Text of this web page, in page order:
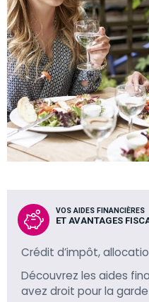
VOS AIDES FINANCIÈRES
ET AVANTAGES
Crédit d’impôt,
Découvrez les aides
avez droit pour la